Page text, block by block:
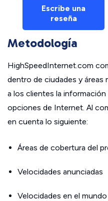
Escribe una
reseña
Metodología
HighSpeedInternet.com
dentro de ciudades y áreas
a los clientes la
opciones de Internet. Al
en cuenta lo siguiente:
Áreas de cobertura del
Velocidades anunciadas
Velocidades en el